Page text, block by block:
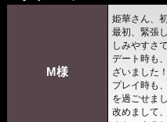
姫華さん、
最初、緊張
しみやすさ
デート時も
ざいました！
プレイ時も